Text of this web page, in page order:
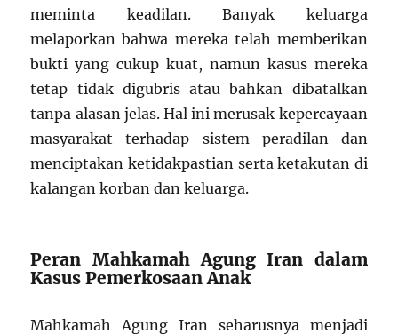
meminta keadilan. Banyak keluarga
melaporkan bahwa mereka telah memberikan
bukti yang cukup kuat, namun kasus mereka
tetap tidak digubris atau bahkan dibatalkan
tanpa alasan jelas. Hal ini merusak kepercayaan
masyarakat terhadap sistem peradilan dan
menciptakan ketidakpastian serta ketakutan di
kalangan korban dan keluarga.
Peran Mahkamah Agung Iran dalam
Kasus Pemerkosaan Anak
Mahkamah Agung Iran seharusnya menjadi